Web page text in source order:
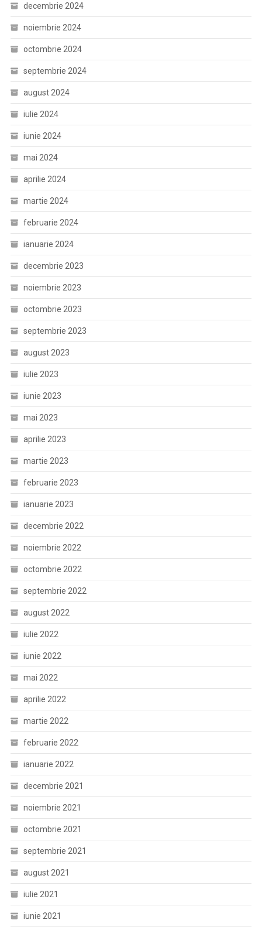
decembrie 2024
noiembrie 2024
octombrie 2024
septembrie 2024
august 2024
iulie 2024
iunie 2024
mai 2024
aprilie 2024
martie 2024
februarie 2024
ianuarie 2024
decembrie 2023
noiembrie 2023
octombrie 2023
septembrie 2023
august 2023
iulie 2023
iunie 2023
mai 2023
aprilie 2023
martie 2023
februarie 2023
ianuarie 2023
decembrie 2022
noiembrie 2022
octombrie 2022
septembrie 2022
august 2022
iulie 2022
iunie 2022
mai 2022
aprilie 2022
martie 2022
februarie 2022
ianuarie 2022
decembrie 2021
noiembrie 2021
octombrie 2021
septembrie 2021
august 2021
iulie 2021
iunie 2021